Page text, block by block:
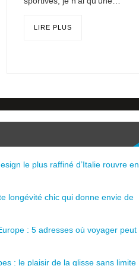
LIRE PLUS
le plus raffiné d’Italie rouvre en
longévité chic qui donne envie de
: 5 adresses où voyager peut
: le plaisir de la glisse sans limite